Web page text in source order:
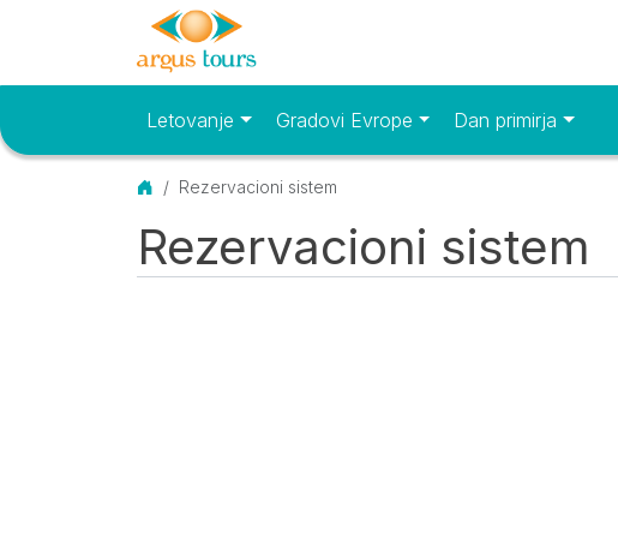
Osnovni meniLetovanje Gradovi Evrope Dan primirja
Početna
Rezervacioni sistem
Rezervacioni sistem